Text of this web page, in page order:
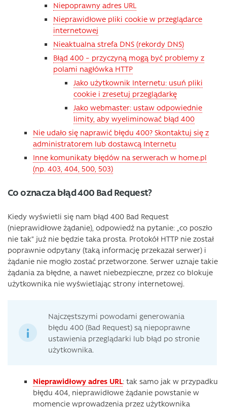
Niepoprawny adres URL
Nieprawidłowe pliki cookie w przeglądarce
internetowej
Nieaktualna strefa DNS (rekordy DNS)
Błąd 400 – przyczyną mogą być problemy z
polami nagłówka HTTP
Jako użytkownik Internetu: usuń pliki
cookie i zresetuj przeglądarkę
Jako webmaster: ustaw odpowiednie
limity, aby wyeliminować błąd 400
Nie udało się naprawić błędu 400? Skontaktuj się z
administratorem lub dostawcą Internetu
Inne komunikaty błędów na serwerach w home.pl
(np. 403, 404, 500, 503)
Co oznacza błąd 400 Bad Request?
Kiedy wyświetli się nam błąd 400 Bad Request
(nieprawidłowe żądanie), odpowiedź na pytanie: „co poszło
nie tak” już nie będzie taka prosta. Protokół HTTP nie został
poprawnie odpytany (taką informację przekazał serwer) i
żądanie nie mogło zostać przetworzone. Serwer uznaje takie
żądania za błędne, a nawet niebezpieczne, przez co blokuje
użytkownika nie wyświetlając strony internetowej.
Najczęstszymi powodami generowania
błędu 400 (Bad Request) są niepoprawne
ustawienia przeglądarki lub błąd po stronie
użytkownika.
Nieprawidłowy adres URL: tak samo jak w przypadku
błędu 404, nieprawidłowe żądanie powstanie w
momencie wprowadzenia przez użytkownika